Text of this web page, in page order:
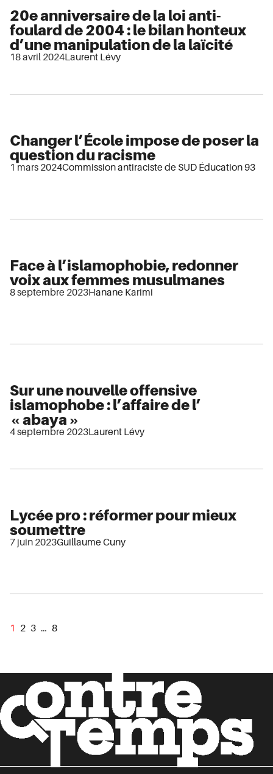
20e anniversaire de la loi anti-
foulard de 2004 : le bilan honteux
d’une manipulation de la laïcité
18 avril 2024Laurent Lévy
Changer l’École impose de poser la
question du racisme
1 mars 2024Commission antiraciste de SUD Éducation 93
Face à l’islamophobie, redonner
voix aux femmes musulmanes
8 septembre 2023Hanane Karimi
Sur une nouvelle offensive
islamophobe : l’affaire de l’
« abaya »
4 septembre 2023Laurent Lévy
Lycée pro : réformer pour mieux
soumettre
7 juin 2023Guillaume Cuny
1 2 3 … 8